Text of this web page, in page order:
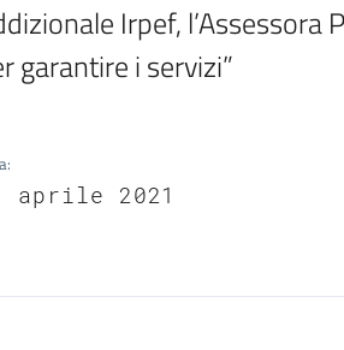
Irpef,
garantire i servizi”
:
aprile 2021